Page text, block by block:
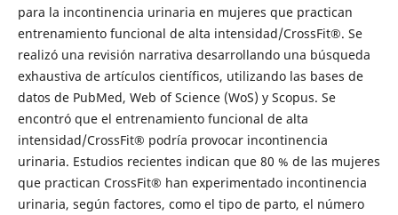
para la incontinencia urinaria en mujeres que practican
entrenamiento funcional de alta intensidad/CrossFit®. Se
realizó una revisión narrativa desarrollando una búsqueda
exhaustiva de artículos científicos, utilizando las bases de
datos de PubMed, Web of Science (WoS) y Scopus. Se
encontró que el entrenamiento funcional de alta
intensidad/CrossFit® podría provocar incontinencia
urinaria. Estudios recientes indican que 80 % de las mujeres
que practican CrossFit® han experimentado incontinencia
urinaria, según factores, como el tipo de parto, el número